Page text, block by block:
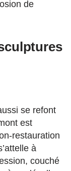
de
se refont
est
restauration
à
couché